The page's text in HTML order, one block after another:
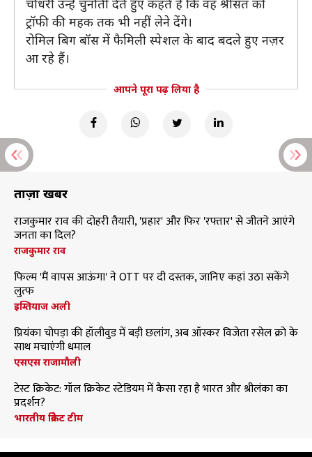
चौधरी उन्हें चुनौती देते हुए कहते हैं कि वह श्रीसंत को
ट्रॉफी की महक तक भी नहीं लेने देंगे।
रोमिल बिग बॉस में फैमिली स्पेशल के बाद बदले हुए नज़र
आ रहे हैं।
आपने पूरा पढ़ लिया है
ताज़ा खबरें
राजकुमार राव की दोहरी तैयारी, 'प्रहार' और फिर 'रफ्तार' से जीतने आएंगे
जनता का दिल?
राजकुमार राव
फिल्म 'मैं वापस आऊंगा' ने OTT पर दी दस्तक, जानिए कहां उठा सकेंगे
लुत्फ
इम्तियाज अली
प्रियंका चोपड़ा की हॉलीवुड में बड़ी छलांग, अब ऑस्कर विजेता रसेल क्रो के
साथ मचाएंगी धमाल
एसएस राजामौली
टेस्ट क्रिकेट: गॉल क्रिकेट स्टेडियम में कैसा रहा है भारत और श्रीलंका का
प्रदर्शन?
भारतीय क्रिकेट टीम